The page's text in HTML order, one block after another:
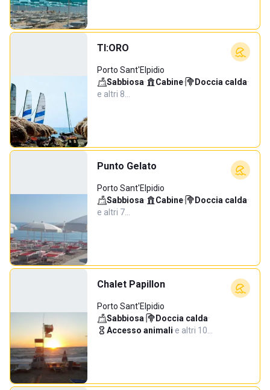
TI:ORO
Porto Sant'Elpidio
Sabbiosa· Cabine· Doccia calda·
e altri 8…
Punto Gelato
Porto Sant'Elpidio
Sabbiosa· Cabine· Doccia calda·
e altri 7…
Chalet Papillon
Porto Sant'Elpidio
Sabbiosa· Doccia calda·
Accesso animali·e altri 10…